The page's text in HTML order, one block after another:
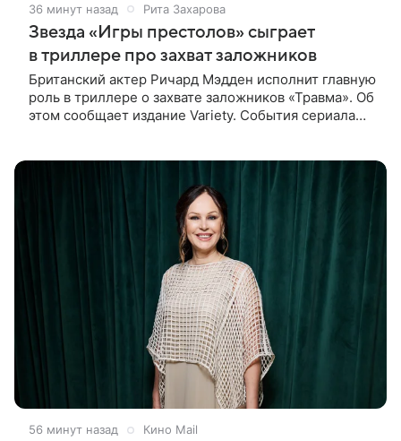
36 минут назад Рита Захарова
Звезда «Игры престолов» сыграет
в триллере про захват заложников
Британский актер Ричард Мэдден исполнит главную
роль в триллере о захвате заложников «Травма». Об
этом сообщает издание Variety. События сериала
56 минут назад Кино Mail